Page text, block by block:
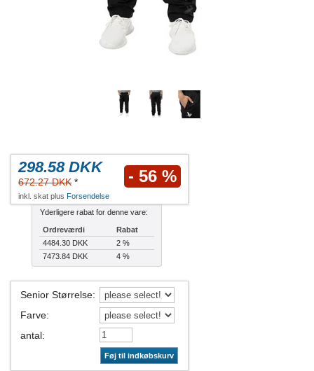
298.58 DKK
672.27 DKK * - 56 %
inkl. skat plus Forsendelse
Yderligere rabat for denne vare:
Ordreværdi
Rabat
4484.30 DKK
2 %
7473.84 DKK
4 %
Senior Størrelse:
Farve:
antal:
Føj til indkøbskurv